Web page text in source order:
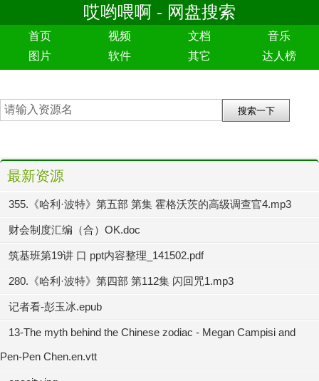
哎哟喂啊 - 网盘搜索
首页 视频 文档
音乐
图片
软件 其它 达人榜
最新资源
355.《哈利·波特》第五部 第集 霍格沃茨的高级调查官4.mp3
财会制度汇编（合）OK.doc
筑基班第19讲 口 ppt内容整理_141502.pdf
280.《哈利·波特》第四部 第112集 闪回咒1.mp3
记者看-彭玉冰.epub
13-The myth behind the Chinese zodiac - Megan Campisi and
Pen-Pen Chen.en.vtt